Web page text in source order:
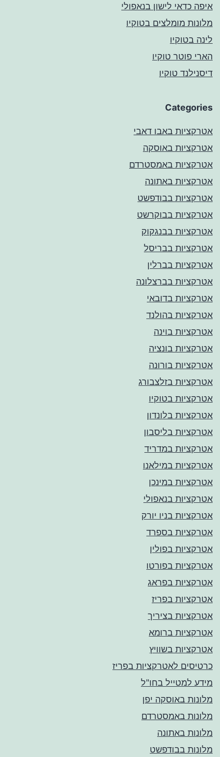
איפה כדאי לישון בנאפולי
מלונות מומלצים בטוקיו
לינה בטוקיו
הארי פוטר טוקיו
דיסנילנד טוקיו
Categories
אטרקציות באבו דאבי
אטרקציות באוסקה
אטרקציות באמסטרדם
אטרקציות באתונה
אטרקציות בבודפשט
אטרקציות בבוקרשט
אטרקציות בבנגקוק
אטרקציות בבריסל
אטרקציות בברלין
אטרקציות בברצלונה
אטרקציות בדובאי
אטרקציות בהולנד
אטרקציות בוינה
אטרקציות בונציה
אטרקציות בורונה
אטרקציות בזלצבורג
אטרקציות בטוקיו
אטרקציות בלונדון
אטרקציות בליסבון
אטרקציות במדריד
אטרקציות במילאנו
אטרקציות במינכן
אטרקציות בנאפולי
אטרקציות בניו יורק
אטרקציות בספרד
אטרקציות בפולין
אטרקציות בפורטו
אטרקציות בפראג
אטרקציות בפריז
אטרקציות בציריך
אטרקציות ברומא
אטרקציות בשוויץ
כרטיסים לאטרקציות בפריז
מידע למטייל בחו"ל
מלונות באוסקה יפן
מלונות באמסטרדם
מלונות באתונה
מלונות בבודפשט